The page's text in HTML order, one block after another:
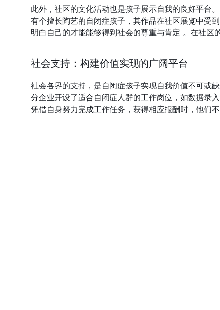
此外，社区的文化活动也是孩子展示自我的良好平台
有个擅长陶艺的自闭症孩子，其作品在社区展览中受
明白自己的才能能够得到社会的尊重与肯定 。在社
社会支持：构建价值实现的广阔平台
社会各界的支持，是自闭症孩子实现自我价值不可或
分企业开设了适合自闭症人群的工作岗位，如数据录
凭借自身努力完成工作任务，获得相应报酬时，他们